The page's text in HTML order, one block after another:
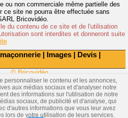
| Images | Devis |
ou non commerciale même partielle des
ce site ne pourra être effectuée sans
Bricovidéo.
du contenu de ce site et de l'utilisation
sont interdites et donneront suite
© Bricovidéo
personnaliser le contenu et les annonces,
aux médias sociaux et d'analyser notre
des informations sur l'utilisation de notre
sociaux, de publicité et d'analyse, qui
d'autres informations que vous leur avez
lors de votre utilisation de leurs services.